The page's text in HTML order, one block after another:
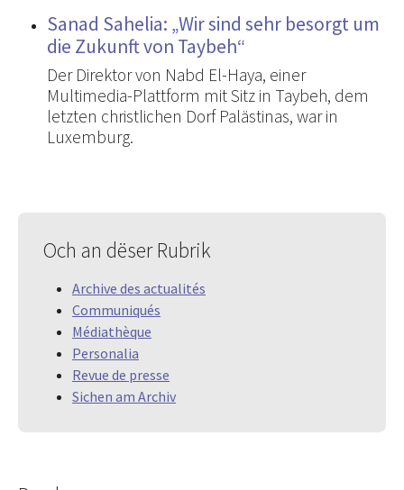
Sanad Sahelia: „Wir sind sehr besorgt um
die Zukunft von Taybeh“
Der Direktor von Nabd El-Haya, einer
Multimedia-Plattform mit Sitz in Taybeh, dem
letzten christlichen Dorf Palästinas, war in
Luxemburg.
Och an dëser Rubrik
Archive des actualités
Communiqués
Médiathèque
Personalia
Revue de presse
Sichen am Archiv